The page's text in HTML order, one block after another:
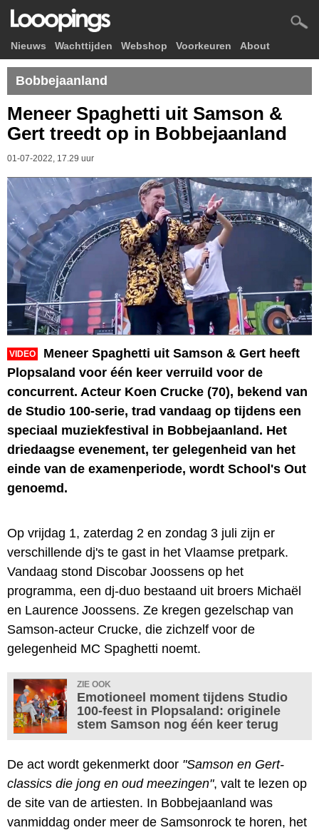
Nieuws Wachttijden Webshop Voorkeuren About
Bobbejaanland
Meneer Spaghetti uit Samson &
Gert treedt op in Bobbejaanland
01-07-2022, 17.29 uur
VIDEO
Meneer Spaghetti uit Samson & Gert heeft
Plopsaland voor één keer verruild voor de
concurrent. Acteur Koen Crucke (70), bekend van
de Studio 100-serie, trad vandaag op tijdens een
speciaal muziekfestival in Bobbejaanland. Het
driedaagse evenement, ter gelegenheid van het
einde van de examenperiode, wordt School's Out
genoemd.
Op vrijdag 1, zaterdag 2 en zondag 3 juli zijn er
verschillende dj's te gast in het Vlaamse pretpark.
Vandaag stond Discobar Joossens op het
programma, een dj-duo bestaand uit broers Michaël
en Laurence Joossens. Ze kregen gezelschap van
Samson-acteur Crucke, die zichzelf voor de
gelegenheid MC Spaghetti noemt.
ZIE OOK
Emotioneel moment tijdens Studio
100-feest in Plopsaland: originele
stem Samson nog één keer terug
De act wordt gekenmerkt door "Samson en Gert-
classics die jong en oud meezingen", valt te lezen op
de site van de artiesten. In Bobbejaanland was
vanmiddag onder meer de Samsonrock te horen, het